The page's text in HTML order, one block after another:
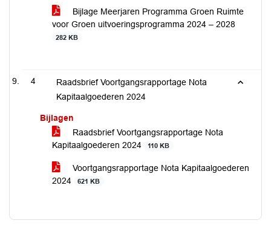
Bijlage Meerjaren Programma Groen Ruimte
voor Groen uitvoeringsprogramma 2024 – 2028
282 KB
4
Raadsbrief Voortgangsrapportage Nota
Kapitaalgoederen 2024
Bijlagen
Raadsbrief Voortgangsrapportage Nota
Kapitaalgoederen 2024
110 KB
Voortgangsrapportage Nota Kapitaalgoederen
2024
621 KB